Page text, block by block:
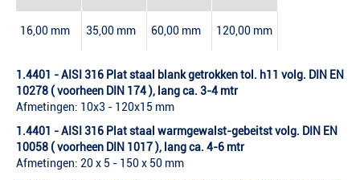
16,00 mm 35,00 mm 60,00 mm 120,00 mm
1.4401 - AISI 316 Plat staal blank getrokken tol. h11 volg. DIN EN
10278 ( voorheen DIN 174 ), lang ca. 3-4 mtr
Afmetingen: 10x3 - 120x15 mm
1.4401 - AISI 316 Plat staal warmgewalst-gebeitst volg. DIN EN
10058 ( voorheen DIN 1017 ), lang ca. 4-6 mtr
Afmetingen: 20 x 5 - 150 x 50 mm